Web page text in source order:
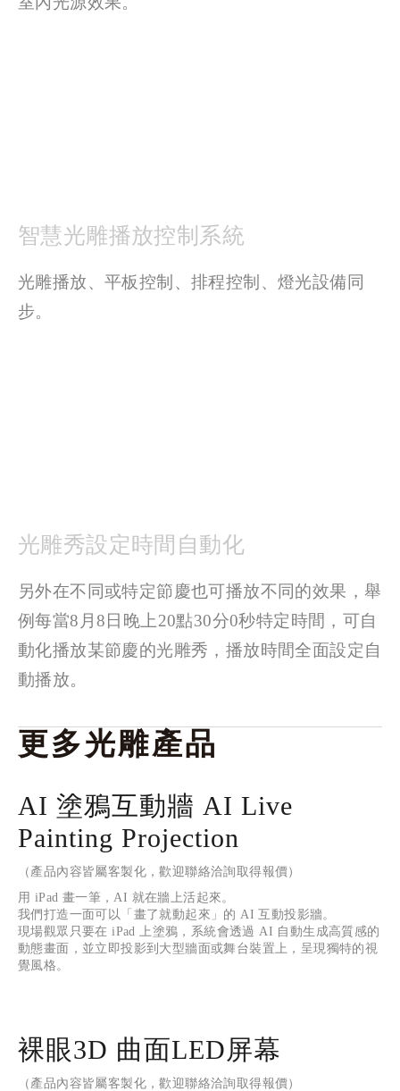
智慧光雕播放控制系統
光雕播放、平板控制、排程控制、燈光設備同
步。
光雕秀設定時間自動化
另外在不同或特定節慶也可播放不同的效果，舉
例每當8月8日晚上20點30分0秒特定時間，可自
動化播放某節慶的光雕秀，播放時間全面設定自
動播放。
更多光雕產品
AI 塗鴉互動牆 AI Live
Painting Projection
（產品內容皆屬客製化，歡迎聯絡洽詢取得報價）
用 iPad 畫一筆， AI 就在牆上活起來。
我們打造一面可以「畫了就動起來」的 AI 互動投影牆。
現場觀眾只要在 iPad 上塗鴉，系統會透過 AI 自動生成高質感的
動態畫面，並立即投影到大型牆面或舞台裝置上，呈現獨特的視
覺風格。
裸眼3D 曲面LED屏幕
（產品內容皆屬客製化，歡迎聯絡洽詢取得報價）